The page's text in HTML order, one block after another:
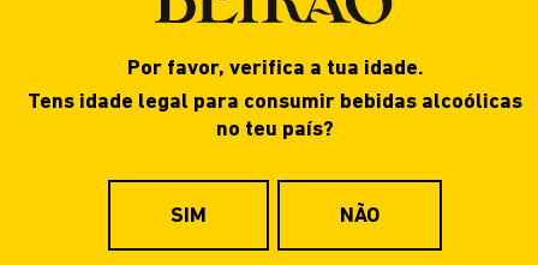
Por favor, verifica a tua idade.
Tens idade legal para consumir bebidas alcoólicas
no teu país?
SIM NÃO